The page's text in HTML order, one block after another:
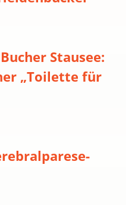
Stausee:
„Toilette für